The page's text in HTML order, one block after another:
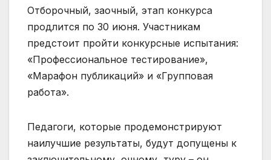
Отборочный, заочный, этап конкурса
продлится по 30 июня. Участникам
предстоит пройти конкурсные испытания:
«Профессиональное тестирование»,
«Марафон публикаций» и «Групповая
работа».
Педагоги, которые продемонстрируют
наилучшие результаты, будут допущены к